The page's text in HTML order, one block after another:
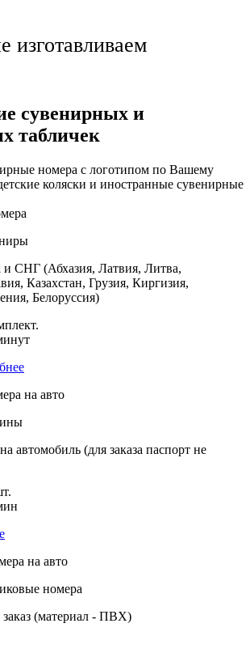
изготавливаем
сувенирных и
табличек
номера с логотипом по Вашему
коляски и иностранные сувенирные
СНГ (Абхазия, Латвия, Литва,
Казахстан, Грузия, Киргизия,
Белоруссия)
автомобиль (для заказа паспорт не
номера
(материал - ПВХ)